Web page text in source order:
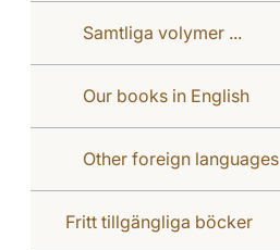
Samtliga volymer ...
Our books in English
Other foreign languages
Fritt tillgängliga böcker